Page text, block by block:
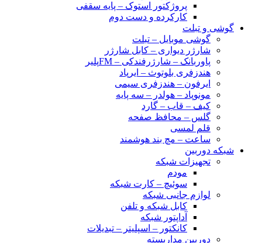
پروژکتور استوک – پایه سقفی
کارکرده و دست دوم
گوشی و تبلت
گوشی موبایل – تبلت
شارژر دیواری – کابل شارژر
پاوربانک – شارژرفندکی – FMپلیر
هندزفری بلوتوث – ایرپاد
ایرفون – هندزفری سیمی
مونوپاد – هولدر – سه پایه
کیف – قاب – گارد
گلس – محافظ صفحه
قلم لمسی
ساعت – مچ بند هوشمند
شبکه دوربین
تجهیزات شبکه
مودم
سوئیچ – کارت شبکه
لوازم جانبی شبکه
کابل شبکه و تلفن
آداپتور شبکه
کانکتور – اسپلیتر – تبدیلات
دوربین مداربسته